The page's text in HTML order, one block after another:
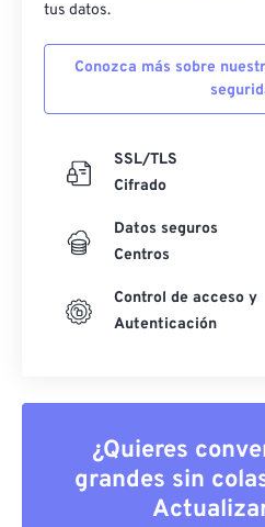
tus datos.
Conozca más sobre
SSL/TLS
Cifrado
Datos seguros
Centros
Control de acceso y
Autenticación
¿Quieres
grandes sin